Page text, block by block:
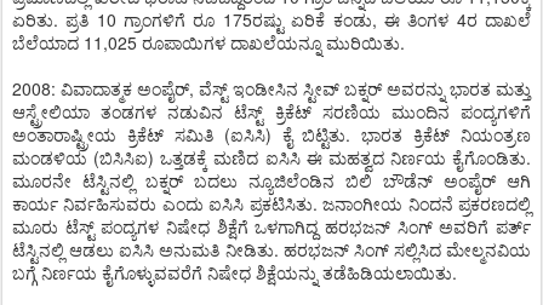
ಏರಿತು. ಪ್ರತಿ 10 ಗ್ರಾಂಗಳಿಗೆ ರೂ 175ರಷ್ಟು ಏರಿಕೆ ಕಂಡು, ಈ ತಿಂಗಳ 4ರ ದಾಖಲೆ
ಬೆಲೆಯಾದ 11,025 ರೂಪಾಯಿಗಳ ದಾಖಲೆಯನ್ನೂ ಮುರಿಯಿತು.
2008: ವಿವಾದಾತ್ಮಕ ಅಂಪೈರ್, ವೆಸ್ಟ್ ಇಂಡೀಸಿನ ಸ್ಟೀವ್ ಬಕ್ನರ್ ಅವರನ್ನು ಭಾರತ ಮತ್ತು
ಆಸ್ಟ್ರೇಲಿಯಾ ತಂಡಗಳ ನಡುವಿನ ಟೆಸ್ಟ್ ಕ್ರಿಕೆಟ್ ಸರಣಿಯ ಮುಂದಿನ ಪಂದ್ಯಗಳಿಗೆ
ಅಂತಾರಾಷ್ಟ್ರೀಯ ಕ್ರಿಕೆಟ್ ಸಮಿತಿ (ಐಸಿಸಿ) ಕೈ ಬಿಟ್ಟಿತು. ಭಾರತ ಕ್ರಿಕೆಟ್ ನಿಯಂತ್ರಣ
ಮಂಡಳಿಯ (ಬಿಸಿಸಿಐ) ಒತ್ತಡಕ್ಕೆ ಮಣಿದ ಐಸಿಸಿ ಈ ಮಹತ್ವದ ನಿರ್ಣಯ ಕೈಗೊಂಡಿತು.
ಮೂರನೇ ಟೆಸ್ಟಿನಲ್ಲಿ ಬಕ್ನರ್ ಬದಲು ನ್ಯೂಜಿಲೆಂಡಿನ ಬಿಲಿ ಬೌಡೆನ್ ಅಂಪೈರ್ ಆಗಿ
ಕಾರ್ಯ ನಿರ್ವಹಿಸುವರು ಎಂದು ಐಸಿಸಿ ಪ್ರಕಟಿಸಿತು. ಜನಾಂಗೀಯ ನಿಂದನೆ ಪ್ರಕರಣದಲ್ಲಿ
ಮೂರು ಟೆಸ್ಟ್ ಪಂದ್ಯಗಳ ನಿಷೇಧ ಶಿಕ್ಷೆಗೆ ಒಳಗಾಗಿದ್ದ ಹರಭಜನ್ ಸಿಂಗ್ ಅವರಿಗೆ ಪರ್ತ್
ಟೆಸ್ಟಿನಲ್ಲಿ ಆಡಲು ಐಸಿಸಿ ಅನುಮತಿ ನೀಡಿತು. ಹರಭಜನ್ ಸಿಂಗ್ ಸಲ್ಲಿಸಿದ ಮೇಲ್ಮನವಿಯ
ಬಗ್ಗೆ ನಿರ್ಣಯ ಕೈಗೊಳ್ಳುವವರೆಗೆ ನಿಷೇಧ ಶಿಕ್ಷೆಯನ್ನು ತಡೆಹಿಡಿಯಲಾಯಿತು.